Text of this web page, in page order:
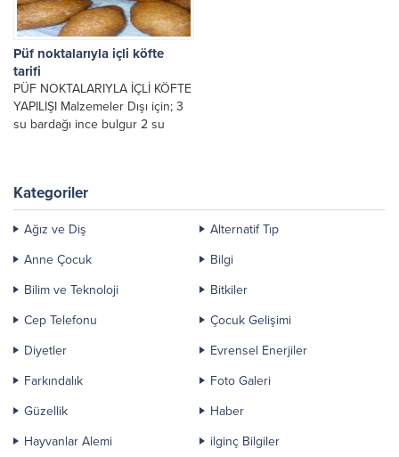
Püf noktalarıyla içli köfte
tarifi
PÜF NOKTALARIYLA İÇLİ KÖFTE
YAPILIŞI Malzemeler Dışı için; 3
su bardağı ince bulgur 2 su
Kategoriler
Ağız ve Diş
Alternatif Tıp
Anne Çocuk
Bilgi
Bilim ve Teknoloji
Bitkiler
Cep Telefonu
Çocuk Gelişimi
Diyetler
Evrensel Enerjiler
Farkındalık
Foto Galeri
Güzellik
Haber
Hayvanlar Alemi
ilginç Bilgiler